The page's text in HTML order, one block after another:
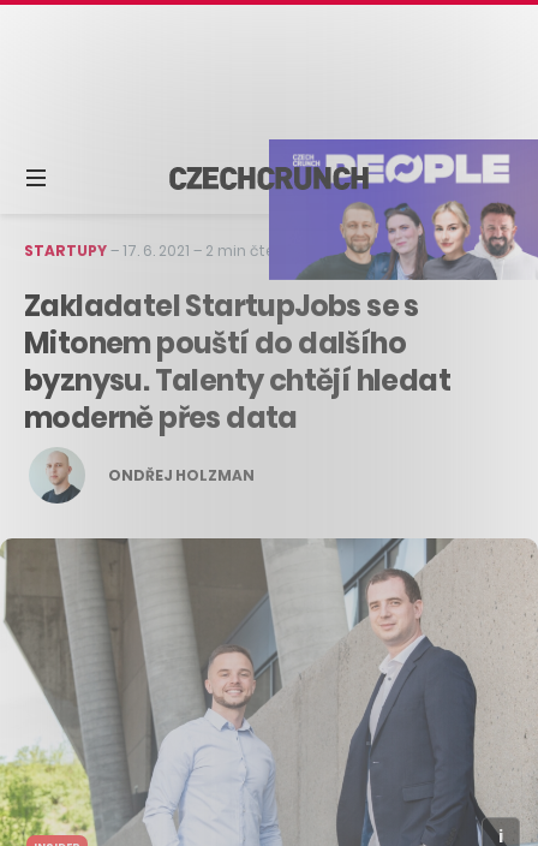
STARTUPY–17. 6. 2021 – 2 min čtení
Zakladatel StartupJobs se s
Mitonem pouští do dalšího
byznysu. Talenty chtějí hledat
moderně přes data
ONDŘEJ HOLZMAN